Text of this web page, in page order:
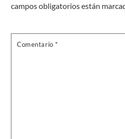
campos obligatorios están
Comentario *